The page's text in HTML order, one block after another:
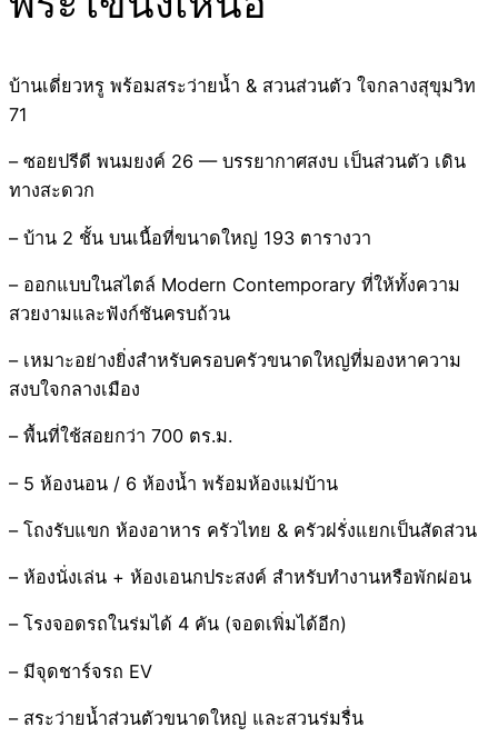
บ้านเดี่ยวหรู พร้อมสระว่ายน้ำ & สวนส่วนตัว ใจกลางสุขุมวิท
71
– ซอยปรีดี พนมยงค์ 26 — บรรยากาศสงบ เป็นส่วนตัว เดิน
ทางสะดวก
– บ้าน 2 ชั้น บนเนื้อที่ขนาดใหญ่ 193 ตารางวา
– ออกแบบในสไตล์ Modern Contemporary ที่ให้ทั้งความ
สวยงามและฟังก์ชันครบถ้วน
– เหมาะอย่างยิ่งสำหรับครอบครัวขนาดใหญ่ที่มองหาความ
สงบใจกลางเมือง
– พื้นที่ใช้สอยกว่า 700 ตร.ม.
– 5 ห้องนอน / 6 ห้องน้ำ พร้อมห้องแม่บ้าน
– โถงรับแขก ห้องอาหาร ครัวไทย & ครัวฝรั่งแยกเป็นสัดส่วน
– ห้องนั่งเล่น + ห้องเอนกประสงค์ สำหรับทำงานหรือพักผ่อน
– โรงจอดรถในร่มได้ 4 คัน (จอดเพิ่มได้อีก)
– มีจุดชาร์จรถ EV
– สระว่ายน้ำส่วนตัวขนาดใหญ่ และสวนร่มรื่น